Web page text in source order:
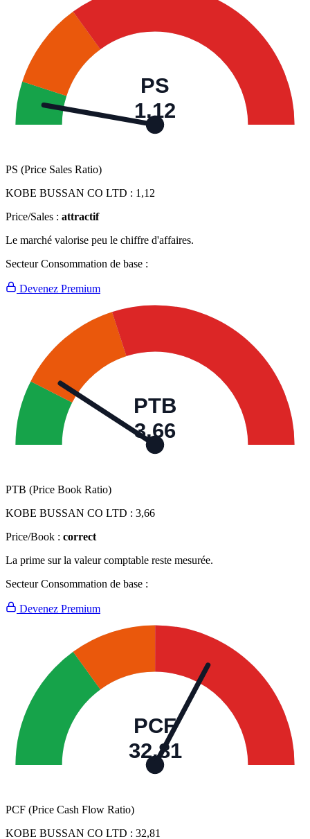
PS
1,12
PS (Price Sales Ratio)
KOBE BUSSAN CO LTD : 1,12
Price/Sales : attractif
Le marché valorise peu le chiffre d'affaires.
Secteur Consommation de base :
Devenez Premium
PTB
3,66
PTB (Price Book Ratio)
KOBE BUSSAN CO LTD : 3,66
Price/Book : correct
La prime sur la valeur comptable reste mesurée.
Secteur Consommation de base :
Devenez Premium
PCF
32,81
PCF (Price Cash Flow Ratio)
KOBE BUSSAN CO LTD : 32,81